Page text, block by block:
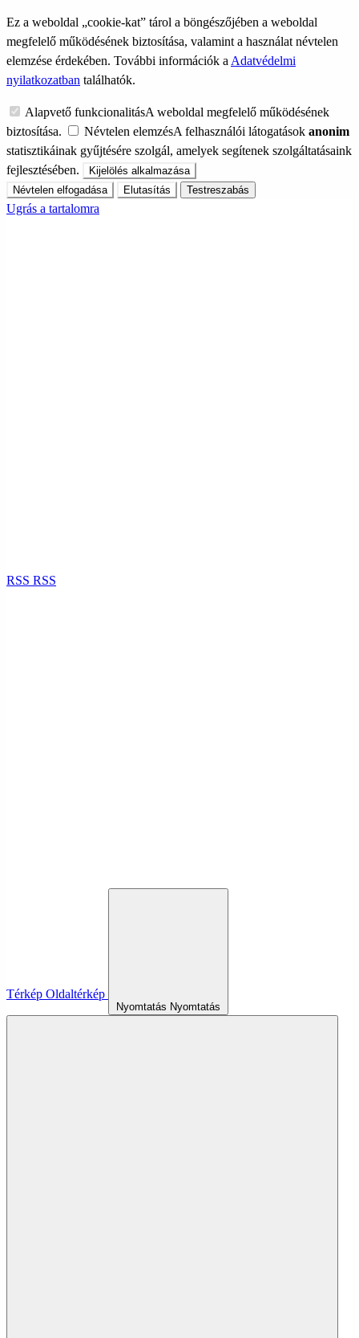
Ez a weboldal „cookie-kat” tárol a böngészőjében a weboldal
megfelelő működésének biztosítása, valamint a használat névtelen
elemzése érdekében. További információk a Adatvédelmi
nyilatkozatban találhatók.
Alapvető funkcionalitásA weboldal megfelelő működésének
biztosítása.
Névtelen elemzésA felhasználói látogatások anonim
statisztikáinak gyűjtésére szolgál, amelyek segítenek szolgáltatásaink
fejlesztésében.
Kijelölés alkalmazása
Névtelen elfogadása
Elutasítás Testreszabás
Ugrás a tartalomra
RSS RSS
Térkép Oldaltérkép
Nyomtatás Nyomtatás